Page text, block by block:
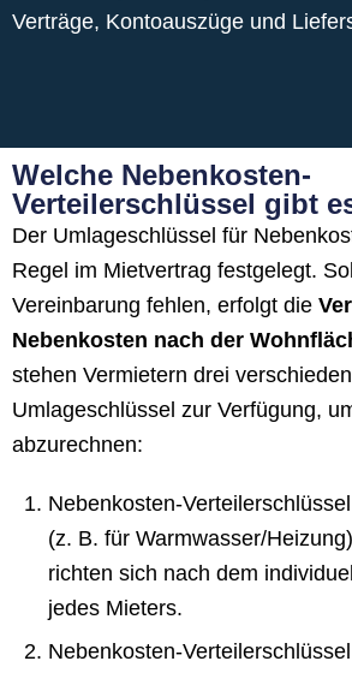
Verträge, Kontoauszüge und
Welche Nebenkosten-
Verteilerschlüssel gibt
Der Umlageschlüssel für
Regel im Mietvertrag festgelegt.
Vereinbarung fehlen, erfolgt die
Nebenkosten nach der
stehen Vermietern drei
Umlageschlüssel zur Verfügung,
abzurechnen:
Nebenkosten-
(z. B. für Warmwasser/
richten sich nach dem
jedes Mieters.
Nebenkosten-